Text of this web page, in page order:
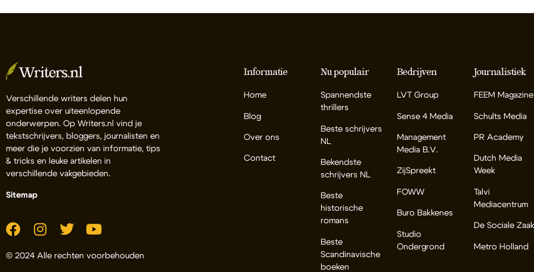
Verschillende writers delen hun
expertise over uiteenlopende
onderwerpen. Op Writers.nl vind je
tekstschrijvers, bloggers, journalisten en
meer die je voorzien van informatie, tips
& tricks en leuke artikelen in
verschillende vakgebieden.
Sitemap
© 2024 Alle rechten voorbehouden
Informatie
Home
Blog
Over ons
Contact
Nu populair
Spannendste
thrillers
Beste schrijvers
NL
Bekendste
schrijvers NL
Beste
historische
romans
Beste
Scandinavische
boeken
Bedrijven
LVT Group
Sense 4 Media
Management
Media B.V.
ZijSpreekt
FOWW
Buro Bakkenes
Studio
Ondergrond
Journalistiek
FEEM Magazine
Schults Media
PR Academy
Dutch Media
Week
Talvi
Mediacentrum
De Sociale Zaak
Metro Holland